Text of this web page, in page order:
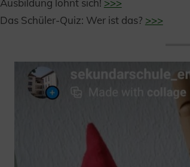
Ausbildung lohnt sich! >>>
Das Schüler-Quiz: Wer ist das? >>>